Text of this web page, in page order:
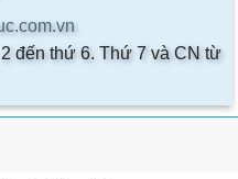
đến thứ 6. Thứ 7 và CN từ